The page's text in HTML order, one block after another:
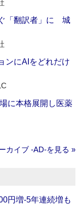
「翻訳者」に 城
ンにAIをどれだけ
に本格展開し医薬
カイブ ‐AD‐を見る »
円増‐5年連続増も